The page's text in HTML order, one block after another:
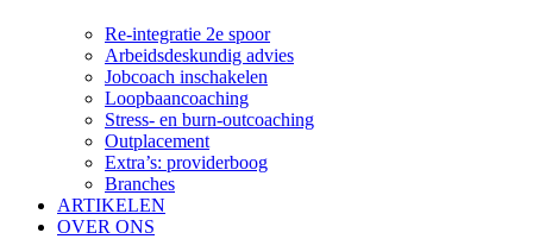
Re-integratie 2e spoor
Arbeidsdeskundig advies
Jobcoach inschakelen
Loopbaancoaching
Stress- en burn-outcoaching
Outplacement
Extra’s: providerboog
Branches
ARTIKELEN
OVER ONS